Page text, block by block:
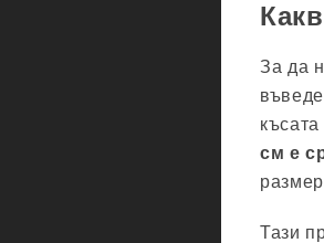
За да
см е
Тази